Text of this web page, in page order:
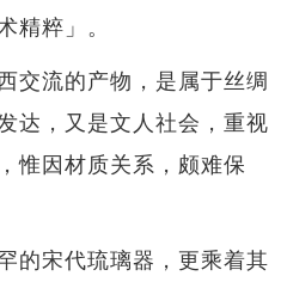
精粹」。
交流的产物，是属于丝绸
达，又是文人社会，重视
惟因材质关系，颇难保
的宋代琉璃器，更乘着其